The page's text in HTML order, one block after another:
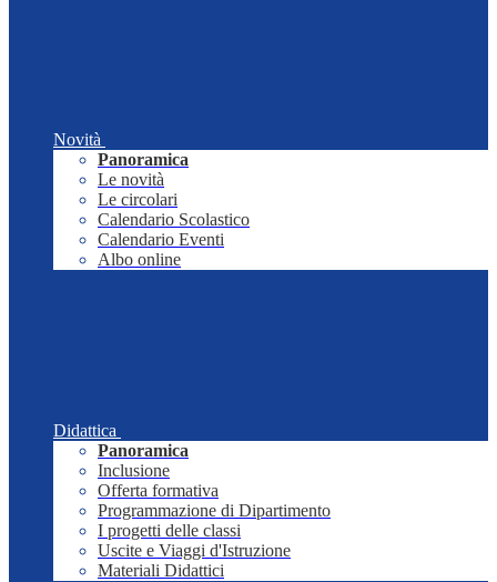
Novità
Panoramica
Le novità
Le circolari
Calendario Scolastico
Calendario Eventi
Albo online
Didattica
Panoramica
Inclusione
Offerta formativa
Programmazione di Dipartimento
I progetti delle classi
Uscite e Viaggi d'Istruzione
Materiali Didattici